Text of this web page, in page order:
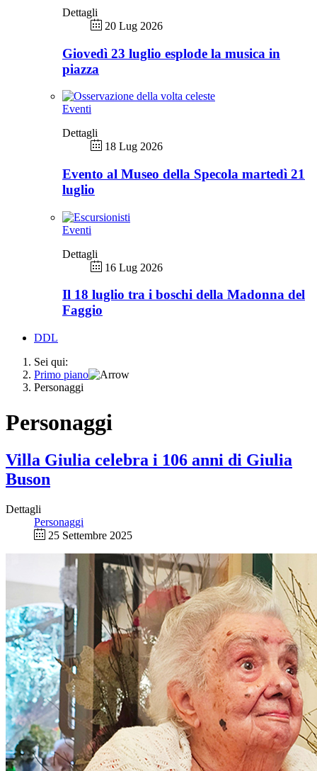
Dettagli
20 Lug 2026
Giovedì 23 luglio esplode la musica in
piazza
Eventi
Dettagli
18 Lug 2026
Evento al Museo della Specola martedì 21
luglio
Eventi
Dettagli
16 Lug 2026
Il 18 luglio tra i boschi della Madonna del
Faggio
DDL
Sei qui:
Primo piano
Personaggi
Personaggi
Villa Giulia celebra i 106 anni di Giulia
Buson
Dettagli
Personaggi
25 Settembre 2025